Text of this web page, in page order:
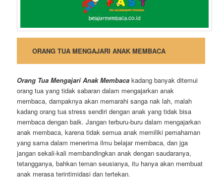
ORANG TUA MENGAJARI ANAK MEMBACA
Orang Tua Mengajari Anak Membaca kadang banyak ditemui
orang tua yang tidak sabaran dalam mengajarkan anak
membaca, dampaknya akan memarahi sanga nak lah, malah
kadang orang tua stress sendiri dengan anak yang tidak bisa
membaca dengan baik. Jangan terburu-buru dalam mengajarkan
anak membaca, karena tidak semua anak memiliki pemahaman
yang sama dalam menerima ilmu belajar membaca, dan jga
jangan sekali-kali membandingkan anak dengan saudaranya,
tetangganya, bahkan teman seusianya, itu hanya akan membuat
anak merasa terintimidasi dan tertekan.